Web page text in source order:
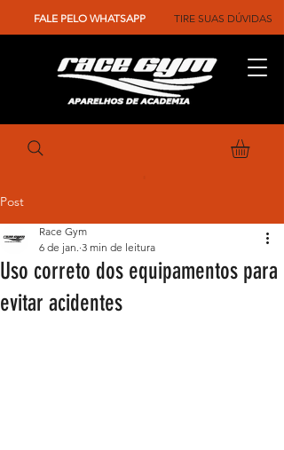
FALE PELO WHATSAPP TIRE SUAS DÚVIDAS
Post
Uso correto dos equipamentos para
evitar acidentes
Race Gym
6 de jan. 3 min de leitura